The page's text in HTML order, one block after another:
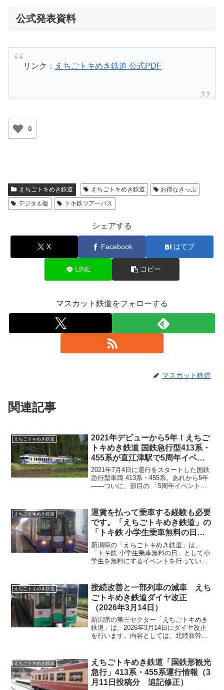
公式発表資料
リンク： えちごトキめき鉄道 公式PDF
0
えちごトキめき鉄道 えちごトキめき鉄道
お得なきっぷ
デジタル版
トキ鉄ツアーパス
シェアする
X Facebook はてブ
LINE コピー
マスカット鉄道をフォローする
マスカット鉄道
関連記事
えちごトキめき鉄道
2021年デビューから5年！えちご
トキめき鉄道 国鉄急行型413系・
455系が直江津駅で5周年イベン
ト開催へ
2021年7月4日に運行をスタートした国鉄
急行型車両 413系・455系。あれから5年
――ついに、節目の 「5周年イベント」
させるこの名車両が、北陸の風景の中で
再び主...
えちごトキめき鉄道
運賃を払って乗車する経験も必要
です。「えちごトキめき鉄道」の
「トキ鉄 小学生乗車無料の日」
に賛成できない理由（2025年4月
9日投稿 修正追加）
新潟県の「えちごトキめき鉄道」は、
「トキ鉄 小学生乗車無料の日」として小
学生を無料にするイベントを行っていま
さいころから鉄道に親しんでもらい将来
の利用者として獲...
えちごトキめき鉄道
接続改善と一部列車の減車 えち
ごトキめき鉄道ダイヤ改正
（2026年3月14日）
新潟県の第三セクター「えちごトキめき
鉄道」は、2026年3月14日にダイヤ改正
を行います。内容としては、北陸新幹線
が含まれています。
えちごトキめき鉄道
えちごトキめき鉄道「国鉄形観光
急行」413系・455系運行情報（3
月11日投稿分 追記修正）